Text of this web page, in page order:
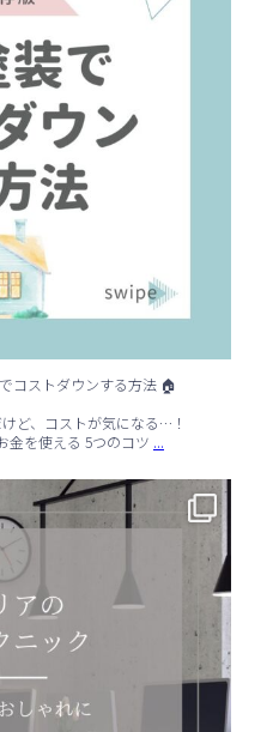
コストダウンする方法 🏠
ど、コストが気になる…！
金を使える 5つのコツ ...
リアの引き算テクニック ✨